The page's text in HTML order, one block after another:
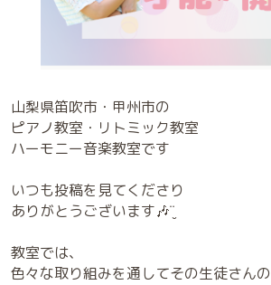
山梨県笛吹市・甲州市の
ピアノ教室・リトミック教室
ハーモニー音楽教室です
いつも投稿を見てくださり
ありがとうございます🎶¨̮
教室では、
色々な取り組みを通してその生徒さんの